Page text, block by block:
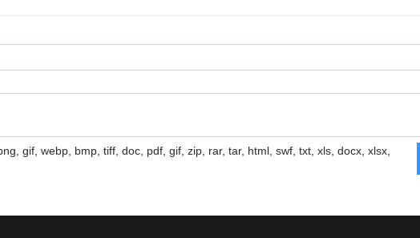
gif, webp, bmp, tiff, doc, pdf, gif, zip, rar, tar, html, swf, txt, xls, docx, xlsx,